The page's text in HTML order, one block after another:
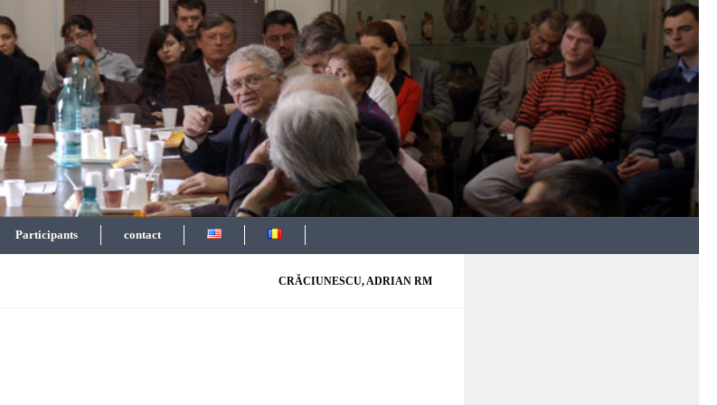
Participants contact
CRĂCIUNESCU, ADRIAN RM